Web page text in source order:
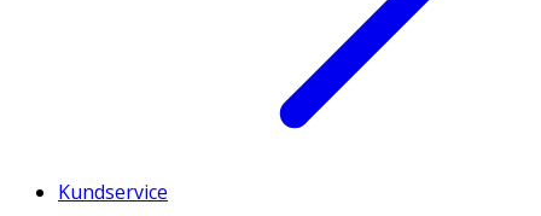
Kundservice